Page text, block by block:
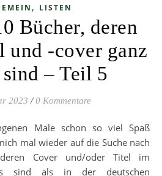
, LISTEN
Bücher, deren
-cover ganz
sind – Teil 5
2023 / 0 Kommentare
mal wieder auf die Suche nach
deren Cover und/oder Titel im
sind als in der deutschen